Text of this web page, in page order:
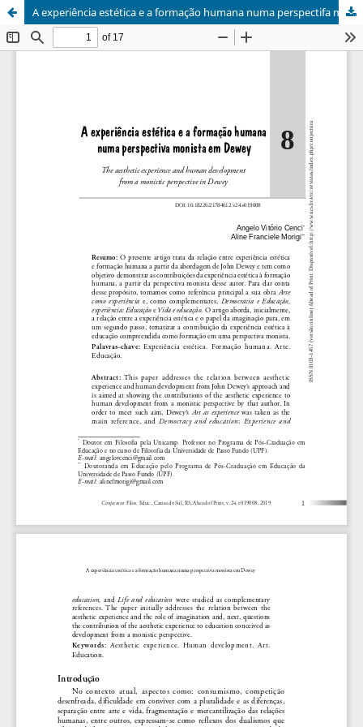
A experiência estética e a formação humana numa perspectifa monista em Dewey // DOI: 10.18226/21784612.v24.e019008